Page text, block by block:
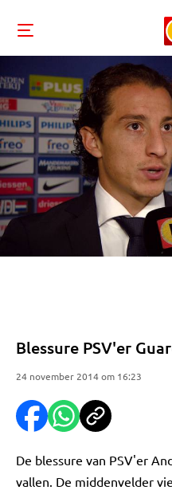
Blessure PSV'er
24 november 2014 om 16:23
De blessure van PSV'er
vallen. De middenvelder